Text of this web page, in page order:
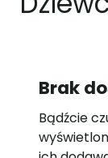
Brak
Bądźcie